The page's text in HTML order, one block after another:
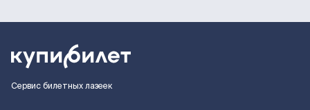
Сервис билетных лазеек